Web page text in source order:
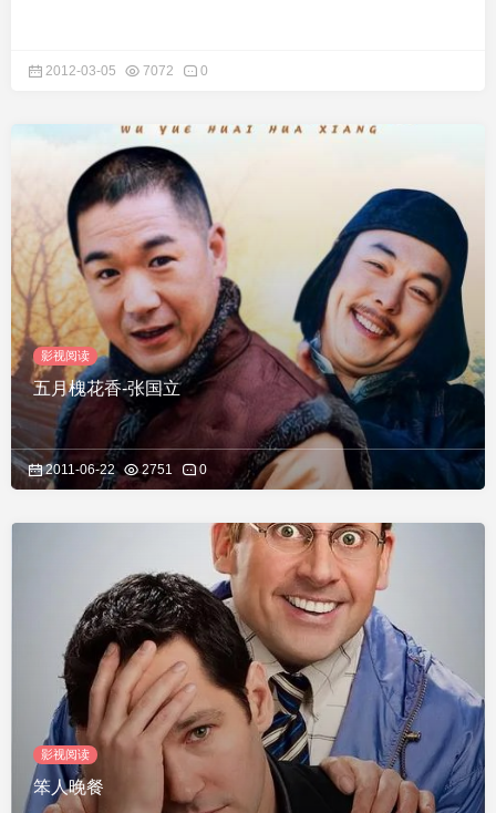
2012-03-05 7072 0
影视阅读
五月槐花香-张国立
2011-06-22 2751 0
影视阅读
笨人晚餐